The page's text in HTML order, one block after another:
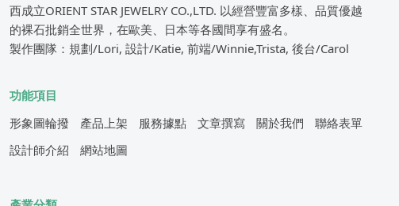
西成立ORIENT STAR JEWELRY CO.,LTD. 以經營豐富多樣、品質優越
的裸石批銷全世界，在歐美、日本等各國間享有盛名。
製作團隊：規劃/Lori, 設計/Katie, 前端/Winnie,Trista, 後台/Carol
功能項目
形象圖輪撥
產品上架 服務據點 文章撰寫 關於我們
聯絡表單
設計師介紹
網站地圖